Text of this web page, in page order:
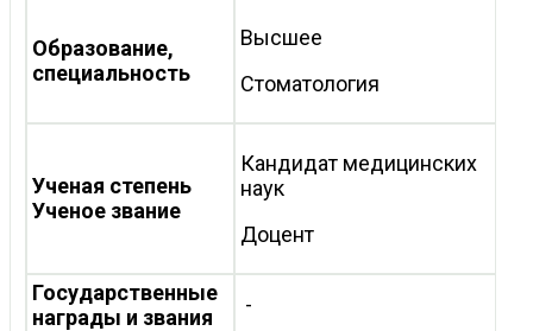
Образование,
специальность
Высшее
Стоматология
Ученая степень
Ученое звание
Кандидат медицинских
наук
Доцент
Государственные
награды и звания
-